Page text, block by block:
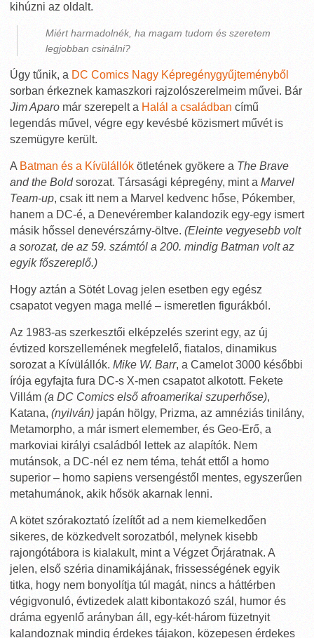
kihúzni az oldalt.
Miért harmadolnék, ha magam tudom és szeretem
legjobban csinálni?
Úgy tűnik, a DC Comics Nagy Képregénygyűjteményből
sorban érkeznek kamaszkori rajzolószerelmeim művei. Bár
Jim Aparo már szerepelt a Halál a családban című
legendás művel, végre egy kevésbé közismert művét is
szemügyre került.
A Batman és a Kívülállók ötletének gyökere a The Brave
and the Boldsorozat. Társasági képregény, mint a Marvel
Team-up, csak itt nem a Marvel kedvenc hőse, Pókember,
hanem a DC-é, a Denevérember kalandozik egy-egy ismert
másik hőssel denevérszárny-öltve. (Eleinte vegyesebb volt
a sorozat, de az 59. számtól a 200. mindig Batman volt az
egyik főszereplő.)
Hogy aztán a Sötét Lovag jelen esetben egy egész
csapatot vegyen maga mellé – ismeretlen figurákból.
Az 1983-as szerkesztői elképzelés szerint egy, az új
évtized korszellemének megfelelő, fiatalos, dinamikus
sorozat a Kívülállók. Mike W. Barr, a Camelot 3000 későbbi
írója egyfajta fura DC-s X-men csapatot alkotott. Fekete
Villám (a DC Comics első afroamerikai szuperhőse),
Katana, (nyilván) japán hölgy, Prizma, az amnéziás tinilány,
Metamorpho, a már ismert elemember, és Geo-Erő, a
markoviai királyi családból lettek az alapítók. Nem
mutánsok, a DC-nél ez nem téma, tehát ettől a homo
superior – homo sapiens versengéstől mentes, egyszerűen
metahumánok, akik hősök akarnak lenni.
A kötet szórakoztató ízelítőt ad a nem kiemelkedően
sikeres, de közkedvelt sorozatból, melynek kisebb
rajongótábora is kialakult, mint a Végzet Őrjáratnak. A
jelen, első széria dinamikájának, frissességének egyik
titka, hogy nem bonyolítja túl magát, nincs a háttérben
végigvonuló, évtizedek alatt kibontakozó szál, humor és
dráma egyenlő arányban áll, egy-két-három füzetnyit
kalandoznak mindig érdekes tájakon, közepesen érdekes